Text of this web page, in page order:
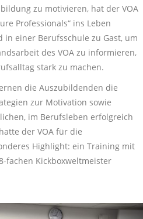
zu motivieren, hat der VOA
Professionals“ ins Leben
einer Berufsschule zu Gast, um
des VOA zu informieren,
stark zu machen.
die Auszubildenden die
zur Motivation sowie
im Berufsleben erfolgreich
der VOA für die
Highlight: ein Training mit
fachen Kickboxweltmeister